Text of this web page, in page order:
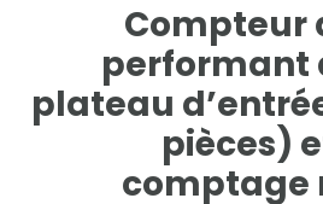
💰
performant
plateau
pièces)
comptage